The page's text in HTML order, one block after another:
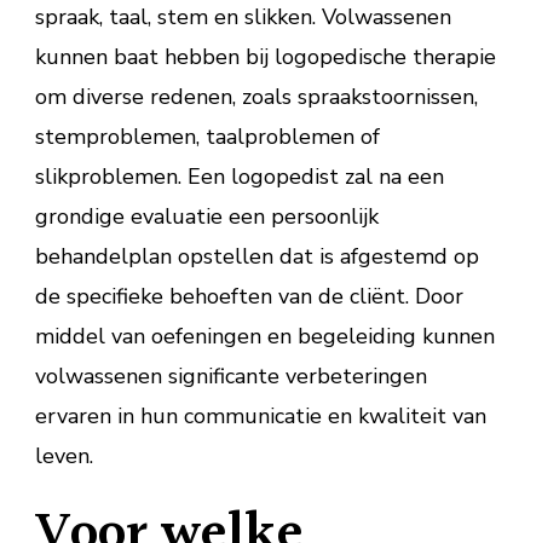
spraak, taal, stem en slikken. Volwassenen
kunnen baat hebben bij logopedische therapie
om diverse redenen, zoals spraakstoornissen,
stemproblemen, taalproblemen of
slikproblemen. Een logopedist zal na een
grondige evaluatie een persoonlijk
behandelplan opstellen dat is afgestemd op
de specifieke behoeften van de cliënt. Door
middel van oefeningen en begeleiding kunnen
volwassenen significante verbeteringen
ervaren in hun communicatie en kwaliteit van
leven.